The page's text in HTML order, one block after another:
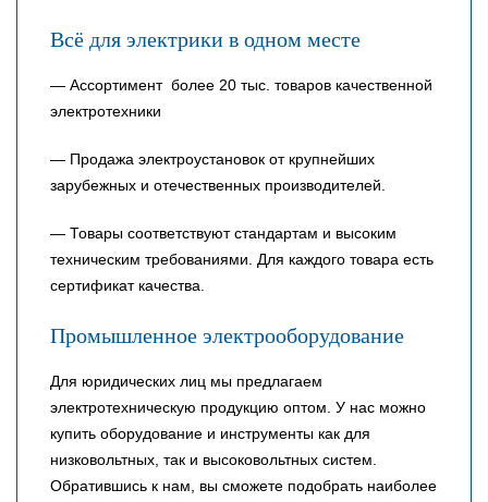
Всё для электрики в одном месте
— Ассортимент более 20 тыс. товаров качественной
электротехники
— Продажа электроустановок от крупнейших
зарубежных и отечественных производителей.
— Товары соответствуют стандартам и высоким
техническим требованиями. Для каждого товара есть
сертификат качества.
Промышленное электрооборудование
Для юридических лиц мы предлагаем
электротехническую продукцию оптом. У нас можно
купить оборудование и инструменты как для
низковольтных, так и высоковольтных систем.
Обратившись к нам, вы сможете подобрать наиболее